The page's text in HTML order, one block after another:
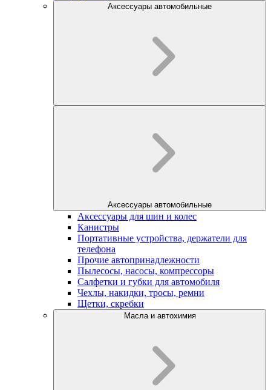
Аксессуары автомобильные
Аксессуары автомобильные
Аксессуары для шин и колес
Канистры
Портативные устройства, держатели для
телефона
Прочие автопринадлежности
Пылесосы, насосы, компрессоры
Салфетки и губки для автомобиля
Чехлы, накидки, тросы, ремни
Щетки, скребки
Масла и автохимия